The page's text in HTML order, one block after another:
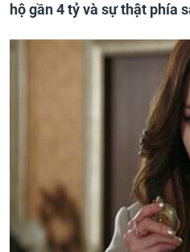
hộ gần 4 tỷ và sự thật phía